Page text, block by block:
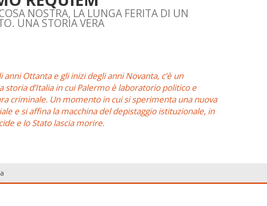
NOSTRA, LA LUNGA FERITA DI UN
UNA STORIA VERA
anni Ottanta e gli inizi degli anni Novanta, c’è un
storia d’Italia in cui Palermo è laboratorio politico e
criminale. Un momento in cui si sperimenta una nuova
e si affina la macchina del depistaggio istituzionale, in
e lo Stato lascia morire.